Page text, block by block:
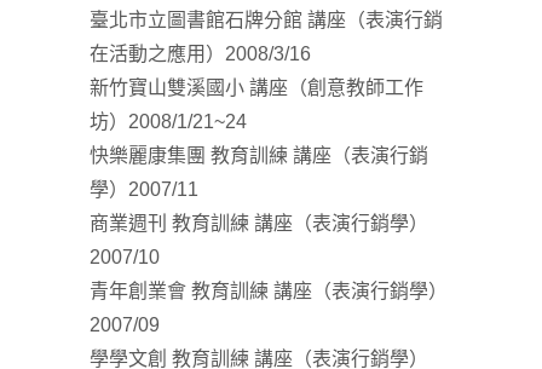
臺北市立圖書館石牌分館 講座（表演行銷
在活動之應用）2008/3/16
新竹寶山雙溪國小 講座（創意教師工作
坊）2008/1/21~24
快樂麗康集團 教育訓練 講座（表演行銷
學）2007/11
商業週刊 教育訓練 講座（表演行銷學）
2007/10
青年創業會 教育訓練 講座（表演行銷學）
2007/09
學學文創 教育訓練 講座（表演行銷學）